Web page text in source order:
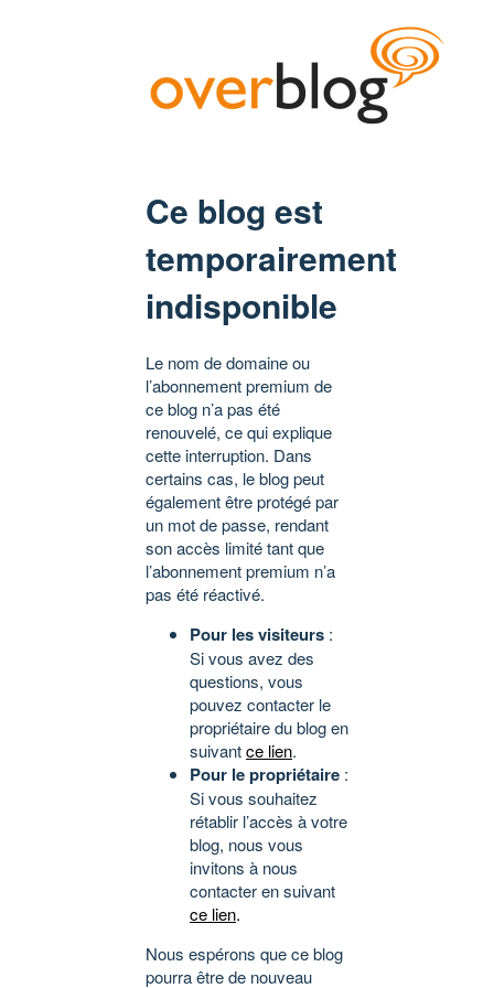
Ce blog est
temporairement
indisponible
Le nom de domaine ou
l’abonnement premium de
ce blog n’a pas été
renouvelé, ce qui explique
cette interruption. Dans
certains cas, le blog peut
également être protégé par
un mot de passe, rendant
son accès limité tant que
l’abonnement premium n’a
pas été réactivé.
Pour les visiteurs :
Si vous avez des
questions, vous
pouvez contacter le
propriétaire du blog en
suivantce lien.
Pour le propriétaire :
Si vous souhaitez
rétablir l’accès à votre
blog, nous vous
invitons à nous
contacter en suivant
ce lien.
Nous espérons que ce blog
pourra être de nouveau